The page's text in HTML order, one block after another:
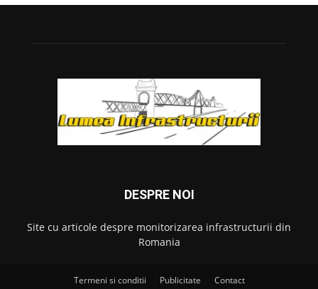
DESPRE NOI
Site cu articole despre monitorizarea infrastructurii din
Romania
Termeni si conditii Publicitate Contact